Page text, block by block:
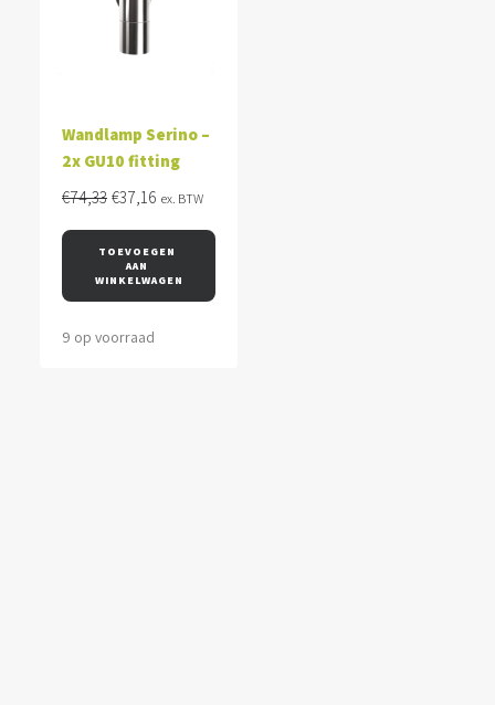
Wandlamp Serino –
2x GU10 fitting
€74,33 Oorspronkelijke
was:
€74,33.
€37,16 Huidige
is:
€37,16.
ex. BTW
TOEVOEGEN
AAN
WINKELWAGEN
9 op voorraad